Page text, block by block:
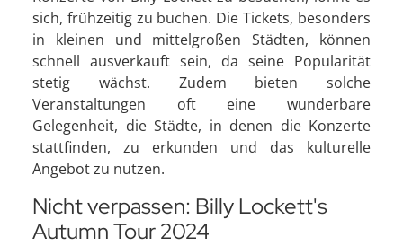
sich, frühzeitig zu buchen. Die Tickets, besonders
in kleinen und mittelgroßen Städten, können
schnell ausverkauft sein, da seine Popularität
stetig wächst. Zudem bieten solche
Veranstaltungen oft eine wunderbare
Gelegenheit, die Städte, in denen die Konzerte
stattfinden, zu erkunden und das kulturelle
Angebot zu nutzen.
Nicht verpassen: Billy Lockett's
Autumn Tour 2024